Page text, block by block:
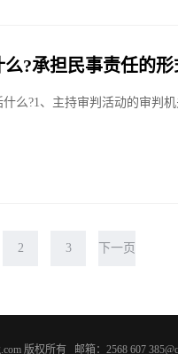
?承担民事责任的形
么?1、主持审判活动的审判
2 3 下一页
版权所有 邮箱：2568 607